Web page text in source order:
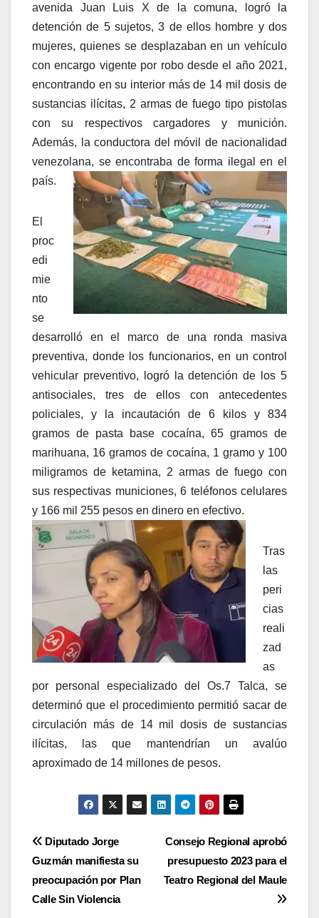
avenida Juan Luis X de la comuna, logró la
detención de 5 sujetos, 3 de ellos hombre y dos
mujeres, quienes se desplazaban en un vehículo
con encargo vigente por robo desde el año 2021,
encontrando en su interior más de 14 mil dosis de
sustancias ilícitas, 2 armas de fuego tipo pistolas
con su respectivos cargadores y munición.
Además, la conductora del móvil de nacionalidad
venezolana, se encontraba de forma ilegal en el
país.
El
proc
edi
mie
nto
se
desarrolló en el marco de una ronda masiva
preventiva, donde los funcionarios, en un control
vehicular preventivo, logró la detención de los 5
antisociales, tres de ellos con antecedentes
policiales, y la incautación de 6 kilos y 834
gramos de pasta base cocaína, 65 gramos de
marihuana, 16 gramos de cocaína, 1 gramo y 100
miligramos de ketamina, 2 armas de fuego con
sus respectivas municiones, 6 teléfonos celulares
y 166 mil 255 pesos en dinero en efectivo.
Tras
las
peri
cias
reali
zad
as
por personal especializado del Os.7 Talca, se
determinó que el procedimiento permitió sacar de
circulación más de 14 mil dosis de sustancias
ilícitas, las que mantendrían un avalúo
aproximado de 14 millones de pesos.
Navegación
de
entradas
Consejo Regional aprobó
presupuesto 2023 para el
Teatro Regional del Maule
Diputado Jorge
Guzmán manifiesta su
preocupación por Plan
Calle Sin Violencia